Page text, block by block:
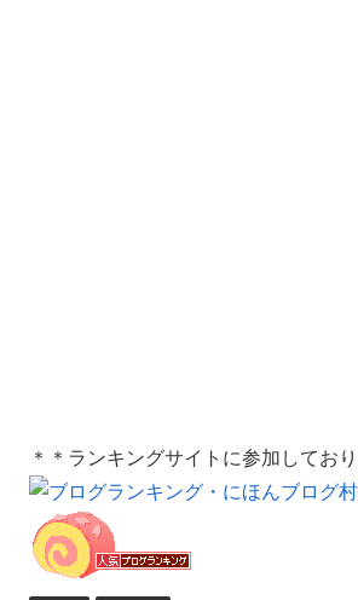
＊＊ランキングサイトに参加してお